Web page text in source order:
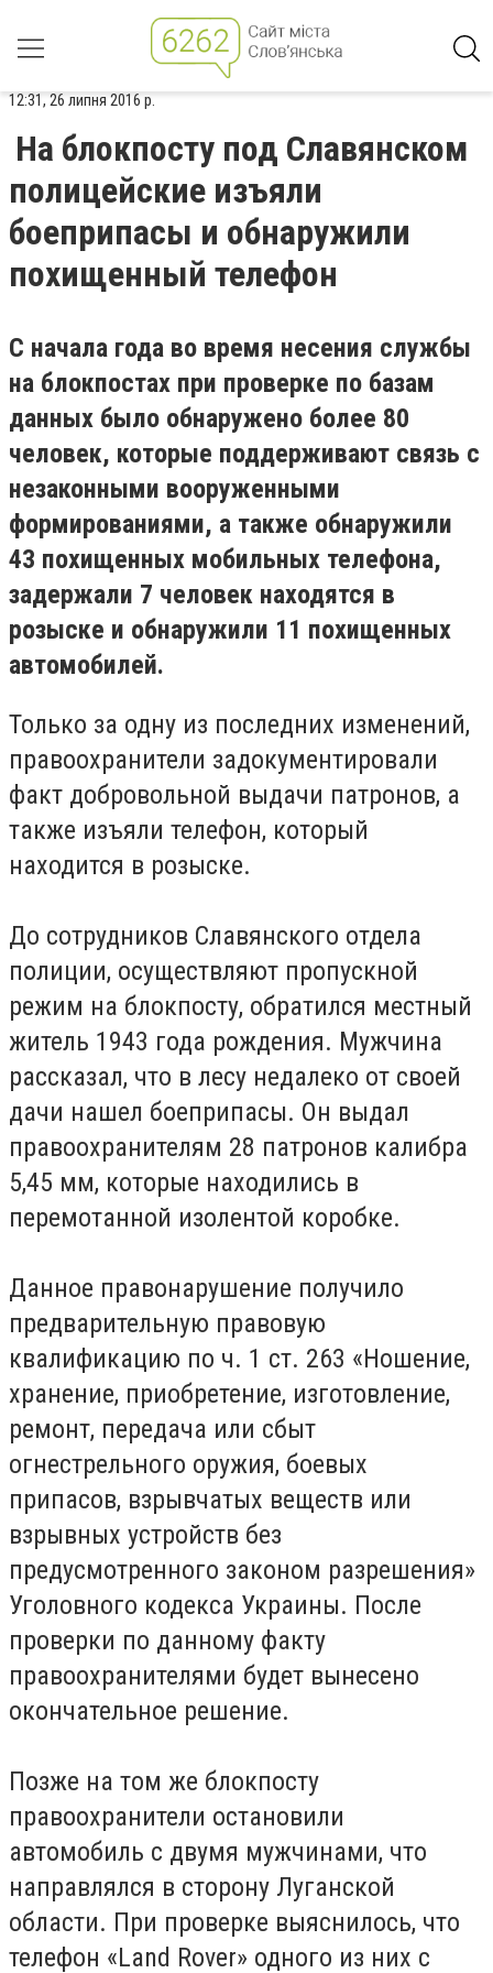
12:31, 26 липня 2016 р.
На блокпосту под Славянском
полицейские изъяли
боеприпасы и обнаружили
похищенный телефон
С начала года во время несения службы
на блокпостах при проверке по базам
данных было обнаружено более 80
человек, которые поддерживают связь с
незаконными вооруженными
формированиями, а также обнаружили
43 похищенных мобильных телефона,
задержали 7 человек находятся в
розыске и обнаружили 11 похищенных
автомобилей.
Только за одну из последних изменений,
правоохранители задокументировали
факт добровольной выдачи патронов, а
также изъяли телефон, который
находится в розыске.
До сотрудников Славянского отдела
полиции, осуществляют пропускной
режим на блокпосту, обратился местный
житель 1943 года рождения. Мужчина
рассказал, что в лесу недалеко от своей
дачи нашел боеприпасы. Он выдал
правоохранителям 28 патронов калибра
5,45 мм, которые находились в
перемотанной изолентой коробке.
Данное правонарушение получило
предварительную правовую
квалификацию по ч. 1 ст. 263 «Ношение,
хранение, приобретение, изготовление,
ремонт, передача или сбыт
огнестрельного оружия, боевых
припасов, взрывчатых веществ или
взрывных устройств без
предусмотренного законом разрешения»
Уголовного кодекса Украины. После
проверки по данному факту
правоохранителями будет вынесено
окончательное решение.
Позже на том же блокпосту
правоохранители остановили
автомобиль с двумя мужчинами, что
направлялся в сторону Луганской
области. При проверке выяснилось, что
телефон «Land Rover» одного из них с